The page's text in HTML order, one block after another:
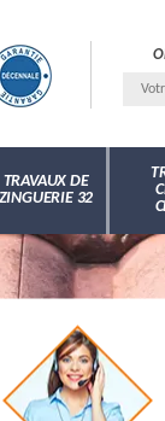
TRAVAUX DE
ZINGUERIE 32